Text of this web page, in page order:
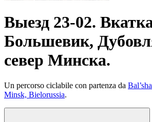
Выезд 23-02.
Большевик,
север Минска.
Un percorso ciclabile con partenza da
Minsk, Bielorussia.